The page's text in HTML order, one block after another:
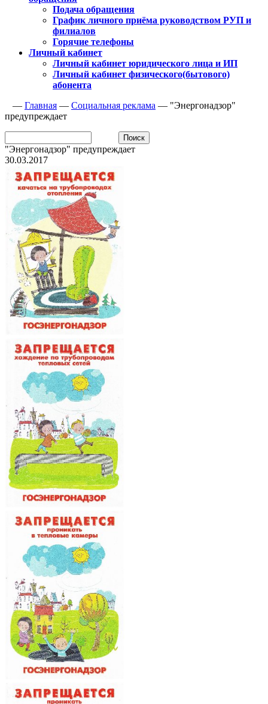
Подача обращения
График личного приёма руководством РУП и
филиалов
Горячие телефоны
Личный кабинет
Личный кабинет юридического лица и ИП
Личный кабинет физического(бытового)
абонента
— Главная — Социальная реклама — "Энергонадзор"
предупреждает
"Энергонадзор" предупреждает
30.03.2017